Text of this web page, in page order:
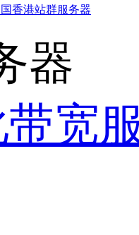
香港站群服务器
器
带宽